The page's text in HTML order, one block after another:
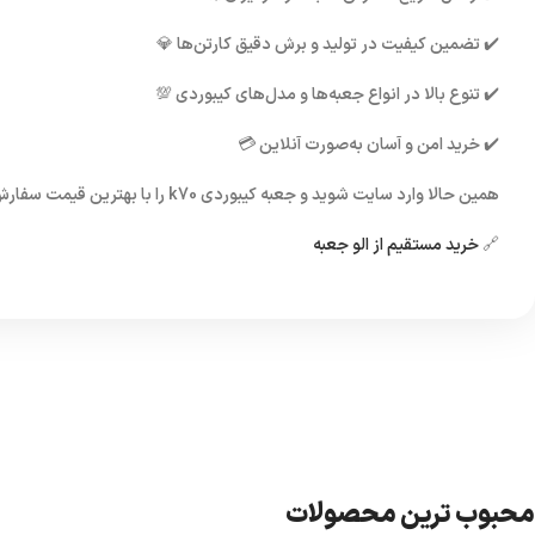
✔️تضمین کیفیت در تولید و برش دقیق کارتن‌ها 💎
✔️تنوع بالا در انواع جعبه‌ها و مدل‌های کیبوردی 💯
✔️خرید امنو آسان به‌صورت آنلاین 💳
همین حالا وارد سایت شوید وجعبه کیبوردی k70
را با بهترین قیمت
🔗خرید مستقیم از الو جعبه
محبوب ترین محصولات